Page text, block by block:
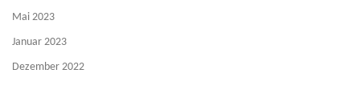
Mai 2023
Januar 2023
Dezember 2022